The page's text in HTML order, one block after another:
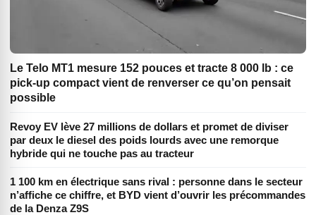
Le Telo MT1 mesure 152 pouces et tracte 8 000 lb : ce
pick-up compact vient de renverser ce qu’on pensait
possible
Revoy EV lève 27 millions de dollars et promet de diviser
par deux le diesel des poids lourds avec une remorque
hybride qui ne touche pas au tracteur
1 100 km en électrique sans rival : personne dans le secteur
n’affiche ce chiffre, et BYD vient d’ouvrir les précommandes
de la Denza Z9S